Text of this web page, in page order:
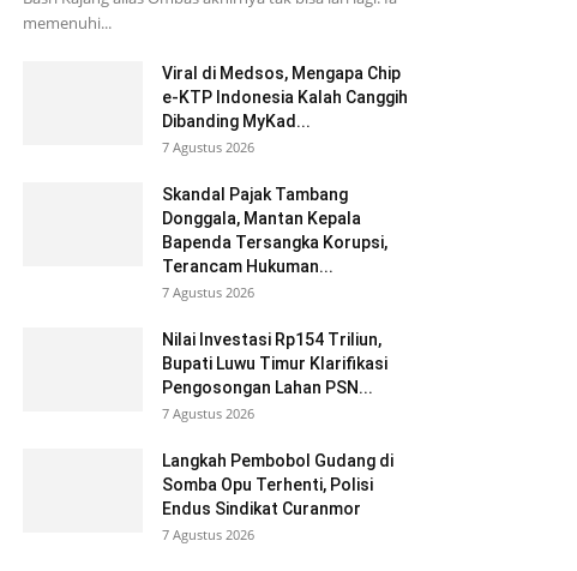
memenuhi...
Viral di Medsos, Mengapa Chip
e-KTP Indonesia Kalah Canggih
Dibanding MyKad...
7 Agustus 2026
Skandal Pajak Tambang
Donggala, Mantan Kepala
Bapenda Tersangka Korupsi,
Terancam Hukuman...
7 Agustus 2026
Nilai Investasi Rp154 Triliun,
Bupati Luwu Timur Klarifikasi
Pengosongan Lahan PSN...
7 Agustus 2026
Langkah Pembobol Gudang di
Somba Opu Terhenti, Polisi
Endus Sindikat Curanmor
7 Agustus 2026